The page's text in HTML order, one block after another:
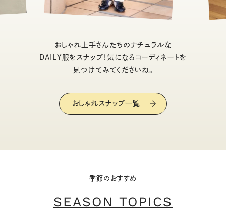
おしゃれ上手さんたちのナチュラルな
DAILY服をスナップ！気になるコーディネートを
見つけてみてくださいね。
おしゃれスナップ一覧
季節のおすすめ
SEASON TOPICS